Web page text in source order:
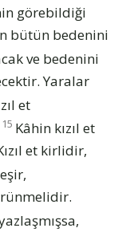
görebildiği
bütün bedenini
ve bedenini
Yaralar
et
15 Kâhin kızıl et
et kirlidir,